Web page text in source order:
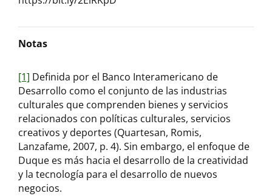
Notas
[1] Definida por el Banco Interamericano de
Desarrollo como el conjunto de las industrias
culturales que comprenden bienes y servicios
relacionados con políticas culturales, servicios
creativos y deportes (Quartesan, Romis,
Lanzafame, 2007, p. 4). Sin embargo, el enfoque de
Duque es más hacia el desarrollo de la creatividad
y la tecnología para el desarrollo de nuevos
negocios.